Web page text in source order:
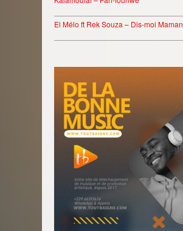
El Mélo ft Rek Souza – Dis-moi Maman